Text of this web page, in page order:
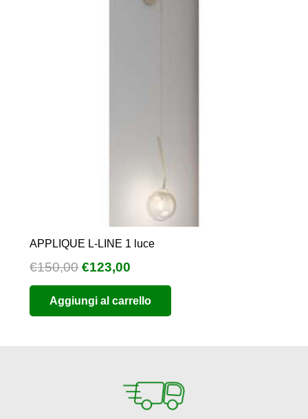
APPLIQUE L-LINE 1 luce
€150,00 Il
prezzo
originale
era:
€123,00
prezzo
attuale
è:
Aggiungi al carrello